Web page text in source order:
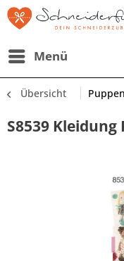
Menü
Übersicht
S8539